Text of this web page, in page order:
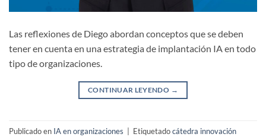
Las reflexiones de Diego abordan conceptos que se deben
tener en cuenta en una estrategia de implantación IA en todo
tipo de organizaciones.
CONTINUAR LEYENDO →
Publicado en IA en organizaciones Etiquetadocátedra innovación